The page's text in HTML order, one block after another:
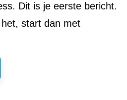
Dit is je eerste bericht.
start dan met